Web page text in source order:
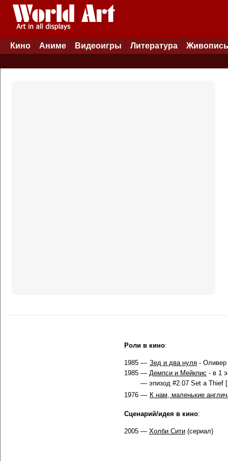
Кино Аниме Видеоигры Литература Живопись
Роли в кино:
1985 — Зед и два нуля - Оливер
1985 — Демпси и Мейкпис - в 1
— эпизод #2.07 Set a Thief
1976 — К нам, маленькие
Сценарий/идея в кино:
2005 — Холби Сити (сериал)